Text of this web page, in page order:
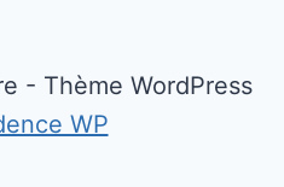
- Thème WordPress
WP